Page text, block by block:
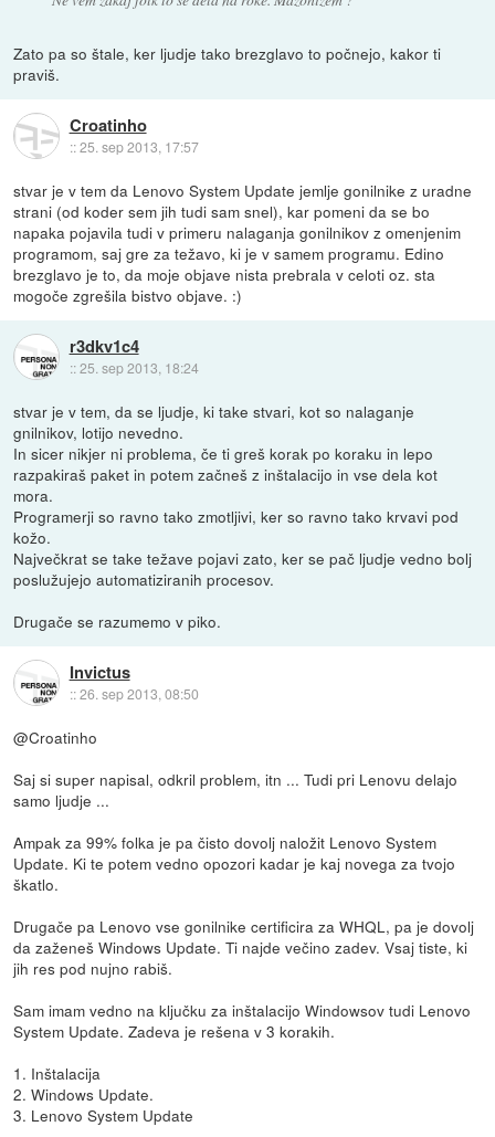
Zato pa so štale, ker ljudje tako brezglavo to počnejo, kakor ti
praviš.
Croatinho
::25. sep 2013, 17:57
stvar je v tem da Lenovo System Update jemlje gonilnike z uradne
strani (od koder sem jih tudi sam snel), kar pomeni da se bo
napaka pojavila tudi v primeru nalaganja gonilnikov z omenjenim
programom, saj gre za težavo, ki je v samem programu. Edino
brezglavo je to, da moje objave nista prebrala v celoti oz. sta
mogoče zgrešila bistvo objave. :)
r3dkv1c4
::25. sep 2013, 18:24
stvar je v tem, da se ljudje, ki take stvari, kot so nalaganje
gnilnikov, lotijo nevedno.
In sicer nikjer ni problema, če ti greš korak po koraku in lepo
razpakiraš paket in potem začneš z inštalacijo in vse dela kot
mora.
Programerji so ravno tako zmotljivi, ker so ravno tako krvavi pod
kožo.
Največkrat se take težave pojavi zato, ker se pač ljudje vedno bolj
poslužujejo automatiziranih procesov.
Drugače se razumemo v piko.
Invictus
::26. sep 2013, 08:50
@Croatinho
Saj si super napisal, odkril problem, itn ... Tudi pri Lenovu delajo
samo ljudje ...
Ampak za 99% folka je pa čisto dovolj naložit Lenovo System
Update. Ki te potem vedno opozori kadar je kaj novega za tvojo
škatlo.
Drugače pa Lenovo vse gonilnike certificira za WHQL, pa je dovolj
da zaženeš Windows Update. Ti najde večino zadev. Vsaj tiste, ki
jih res pod nujno rabiš.
Sam imam vedno na ključku za inštalacijo Windowsov tudi Lenovo
System Update. Zadeva je rešena v 3 korakih.
1. Inštalacija
2. Windows Update.
3. Lenovo System Update